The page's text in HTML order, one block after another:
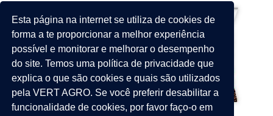
Esta página na internet se utiliza de cookies de
forma a te proporcionar a melhor experiência
possível e monitorar e melhorar o desempenho
do site. Temos uma política de privacidade que
explica o que são cookies e quais são utilizados
pela VERT AGRO. Se você preferir desabilitar a
funcionalidade de cookies, por favor faço-o em